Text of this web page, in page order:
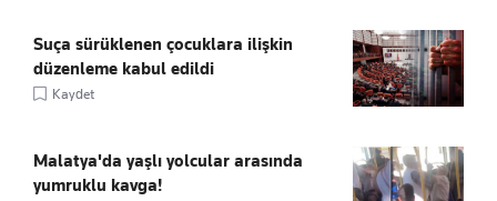
Suça sürüklenen çocuklara ilişkin
düzenleme kabul edildi
Kaydet
Malatya'da yaşlı yolcular arasında
yumruklu kavga!